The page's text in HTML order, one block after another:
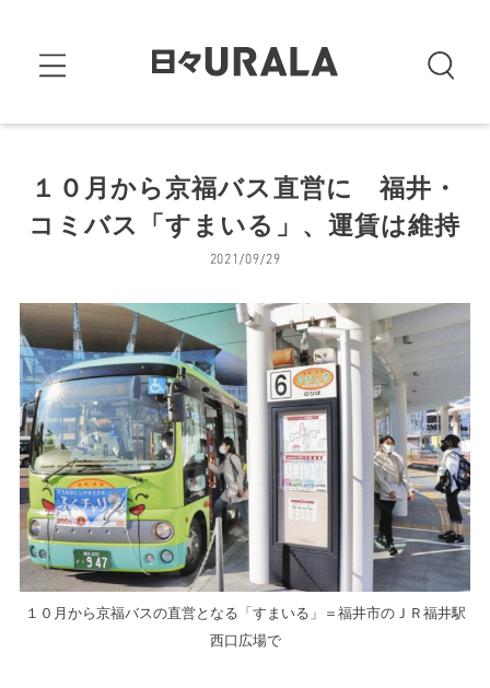
１０月から京福バス直営に 福井・
コミバス「すまいる」、運賃は維持
2021/09/29
１０月から京福バスの直営となる「すまいる」＝福井市のＪＲ福井駅
西口広場で